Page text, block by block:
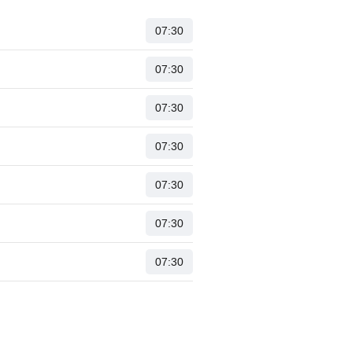
07:30
07:30
07:30
07:30
07:30
07:30
07:30